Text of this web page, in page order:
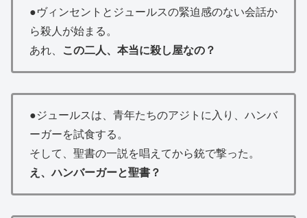
●ヴィンセントとジュールスの緊迫感のない会話か
ら殺人が始まる。
あれ、
この二人、本当に殺し屋なの？
●ジュールスは、青年たちのアジトに入り、ハンバ
ーガーを試食する。
そして、聖書の一説を唱えてから銃で撃った。
え、ハンバーガーと聖書？